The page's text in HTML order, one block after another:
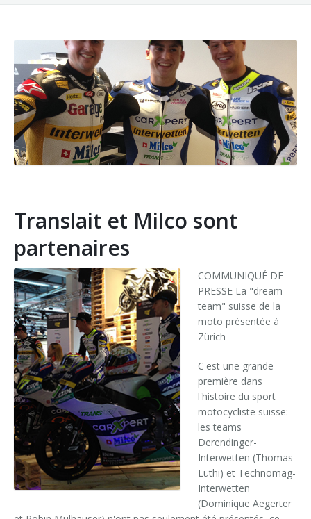
Sole
Spezialitäten für Kälber
Aussenreinigung
Gunzgen
Translait et Milco sont
partenaires
COMMUNIQUÉ DE
PRESSE La "dream
team" suisse de la
moto présentée à
Zürich
C'est une grande
première dans
l'histoire du sport
motocycliste suisse:
les teams
Derendinger-
Interwetten (Thomas
Lüthi) et Technomag-
Interwetten
(Dominique Aegerter